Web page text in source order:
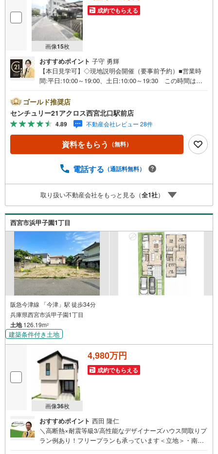
画像15枚
成約でもらえる
おすすめポイント 子守 勇輝
【本日見学可】◇現地説明会開催（要事前予約）■営業時
間:平日:10:00～19:00、土日:10:00～19:30 この時間はお
件なしのため、お好みの工務店・ハウスメーカーで建築可
能。JR西宮駅徒歩6分。徒歩10分圏内にスーパー、コンビ
ニエンスストア、郵便局、市役所ございます。○センチュリ
ー21アクロスグループの3つの特徴○■センチュリー21グル
ープで28年連続No.1（1997年～2024年兵庫地区仲介実績）
西宮・尼崎・伊丹・宝塚にて8店舗展開中。阪神間での購
ースがございます。 8店舗すべて駅前にございますが、お
さい。■取り扱い物件多数ございます。 地域密着の当店で
は2000万円台の新築戸建や、1000万円台の中古マンション
を始め多数物件を取り扱っています。Yahoo！不動産に掲
載しきれない物件もご紹介できます。お気軽にお問合せく
ださい
ゴールド推奨店
センチュリー21アクロス西宮北口駅前店
4.89 不動産会社レビュー 28件
資料をもらう （無料）
電話する （通話料無料）
取り扱い不動産会社をもっと見る（全1社）
西宮市浜甲子園1丁目
阪急今津線 「今津」駅 徒歩34分
兵庫県西宮市浜甲子園1丁目
土地126.19m2
建築条件付き土地
画像36枚
4,980万円
成約でもらえる
おすすめポイント 西田 隆仁
＼高断熱×耐震等級3/高性能なデザイナーズハウス間取りプ
ラン例あり！フリープランも承っています＜立地＞・南甲